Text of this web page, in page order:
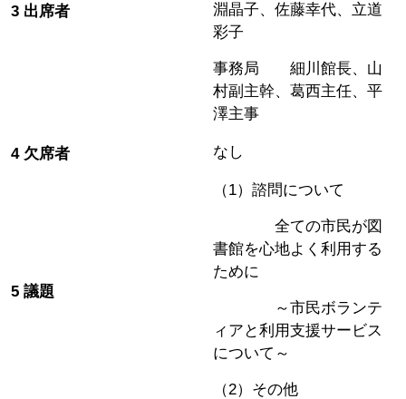
3 出席者
淵晶子、佐藤幸代、立道
彩子
事務局 細川館長、山
村副主幹、葛西主任、平
澤主事
4 欠席者 なし
5 議題
（1）諮問について
全ての市民が図
書館を心地よく利用する
ために
～市民ボランテ
ィアと利用支援サービス
について～
（2）その他